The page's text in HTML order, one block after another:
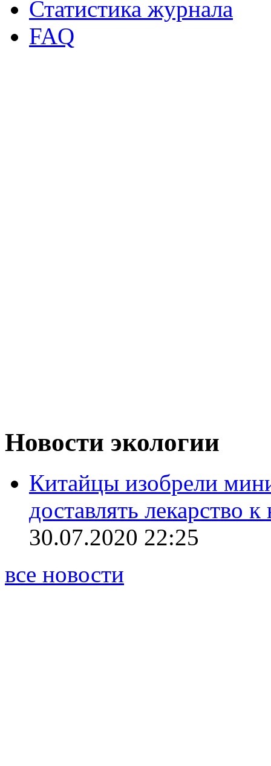
Статистика журнала
FAQ
Новости экологии
Китайцы изобрели
доставлять лекарство
30.07.2020 22:25
все новости